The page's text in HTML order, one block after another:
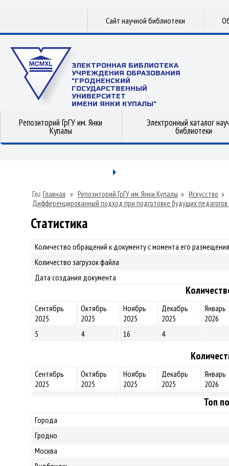
Сайт научной библиотеки
ЭЛЕКТРОННАЯ БИБЛИОТЕКА
УЧРЕЖДЕНИЯ ОБРАЗОВАНИЯ
"ГРОДНЕНСКИЙ
ГОСУДАРСТВЕННЫЙ
УНИВЕРСИТЕТ
ИМЕНИ ЯНКИ КУПАЛЫ"
Репозиторий ГрГУ им. Янки
Купалы
Электронный каталог
библиотеки
Главная » Репозиторий ГрГУ им. Янки Купалы » Искусство »
Дифференцированный подход при подготовке будущих
Статистика
Количество обращений к документу с момента его
Количество загрузок файла
Дата создания документа
Сентябрь
2025
Октябрь
2025
Ноябрь
2025
Декабрь
2025
Январь
2026
5
4 16 4
Сентябрь
2025
Октябрь
2025
Ноябрь
2025
Декабрь
2025
Январь
2026
Топ
Города
Гродно
Москва